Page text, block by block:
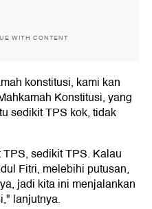
WITH CONTENT
konstitusi, kami kan
Konstitusi, yang
sedikit TPS kok, tidak
sedikit TPS. Kalau
Fitri, melebihi putusan,
jadi kita ini menjalankan
lanjutnya.